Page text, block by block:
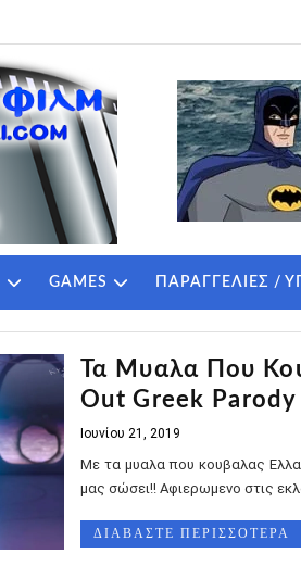
GAMES ΠΑΡΑΓΓΕΛΙΕΣ /
Τα Μυαλα Που
Out Greek Parody
Ιουνίου 21, 2019
Με τα μυαλα που κουβαλας
μας σώσει!! Αφιερωμενο στις
ΔΙΑΒΑΣΤΕ ΠΕΡΙΣΣΟΤΕΡΑ